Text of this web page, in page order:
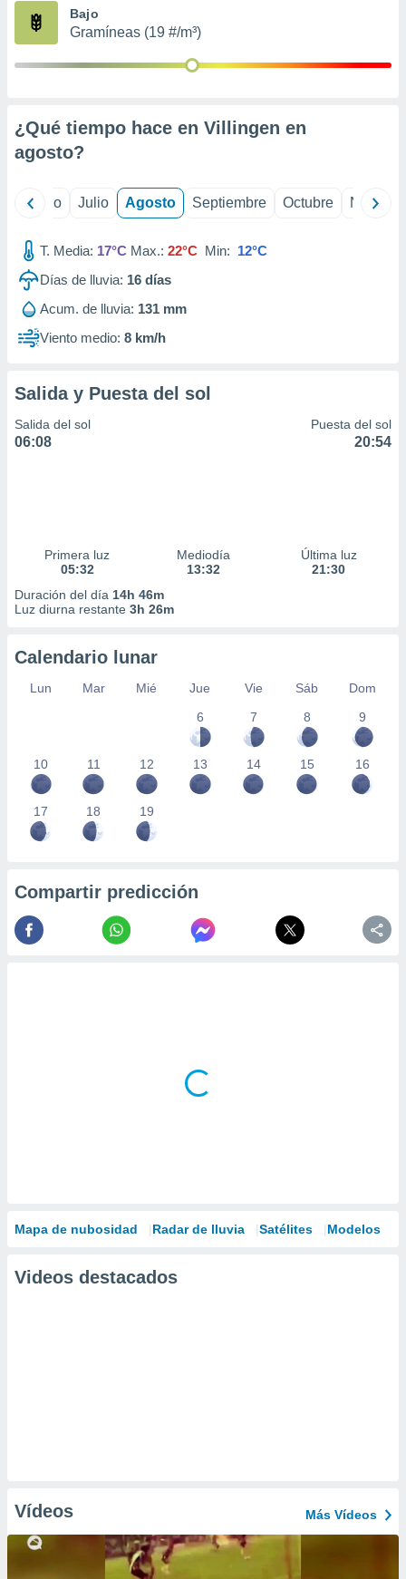
publicidad
1199
Bajo
Gramíneas (19 #/m³)
¿Qué tiempo hace en Villingen en
agosto?
Junio Julio Agosto Septiembre Octubre
T. Media: 17°C Max.: 22°C Min: 12°C
Días de lluvia: 16 días
Acum. de lluvia: 131 mm
Viento medio: 8 km/h
Salida y Puesta del sol
Salida del sol
06:08
Puesta del sol
20:54
Primera luz
05:32
Mediodía
13:32
Última luz
21:30
Duración del día 14h 46m
Luz diurna restante 3h 26m
Calendario lunar
Lun Mar Mié Jue Vie Sáb
Dom
6
7 8 9
10 11 12 13 14 15 16
17 18 19
Compartir predicción
Mapa de nubosidad Radar de lluvia Satélites Modelos
Videos destacados
Vídeos Más Vídeos